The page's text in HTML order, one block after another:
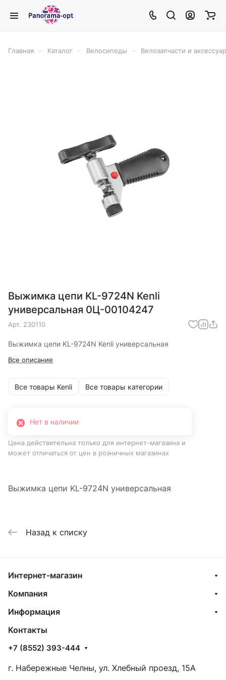
Главная Каталог Велосипеды Велозапчасти и
Выжимка цепи KL-9724N Kenli
универсальная 0Ц-00104247
Арт. 230110
Выжимка цепи KL-9724N Kenli универсальная
Все описание
Все товары Kenli Все товары категории
Нет в наличии
Цена действительна только для интернет-магазина и
может отличаться от цен в розничных магазинах
Выжимка цепи KL-9724N универсальная
Назад к списку
Интернет-магазин
Компания
Информация
Контакты
+7 (8552) 393-444
г. Набережные Челны, ул. Хлебный проезд, 15А